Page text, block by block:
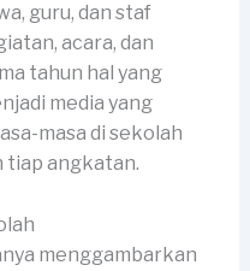
guru, dan staf
acara, dan
tahun hal yang
media yang
masa di sekolah
tiap angkatan.
menggambarkan